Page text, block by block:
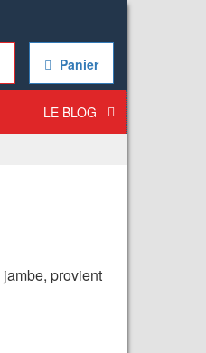
Panier
LE BLOG
provient